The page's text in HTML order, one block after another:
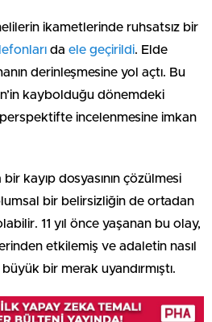
ikametlerinde ruhsatsız bir
da ele geçirildi. Elde
derinleşmesine yol açtı. Bu
kaybolduğu dönemdeki
incelenmesine imkan
kayıp dosyasının çözülmesi
bir belirsizliğin de ortadan
11 yıl önce yaşanan bu olay,
etkilemiş ve adaletin nasıl
bir merak uyandırmıştı.